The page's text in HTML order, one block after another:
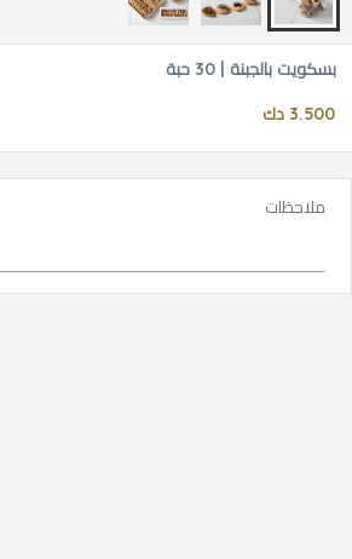
بسكويت بالجبنة | 30 حبة
3.500 دك
ملاحظات